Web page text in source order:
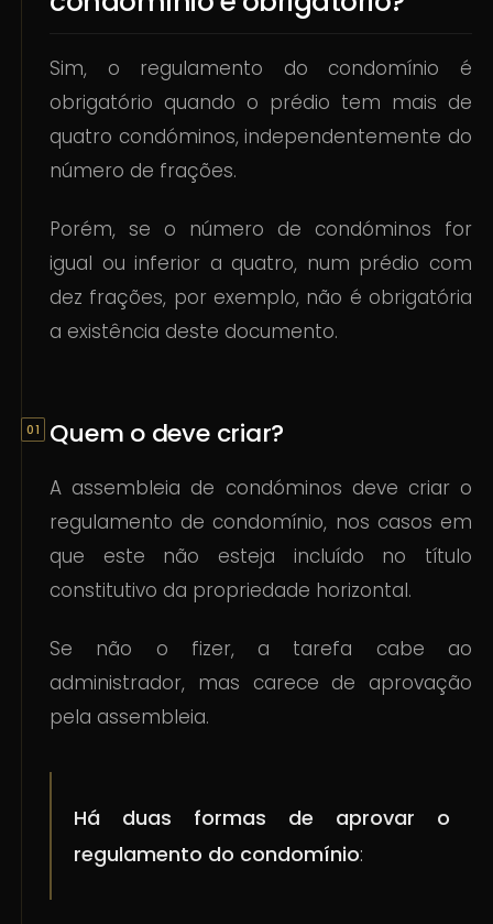
Sim, o regulamento do condomínio é
obrigatório quando o prédio tem mais de
quatro condóminos, independentemente do
número de frações.
Porém, se o número de condóminos for
igual ou inferior a quatro, num prédio com
dez frações, por exemplo, não é obrigatória
a existência deste documento.
Quem o deve criar?
A assembleia de condóminos deve criar o
regulamento de condomínio, nos casos em
que este não esteja incluído no título
constitutivo da propriedade horizontal.
Se não o fizer, a tarefa cabe ao
administrador, mas carece de aprovação
pela assembleia.
Há duas formas de aprovar o
regulamento do condomínio: